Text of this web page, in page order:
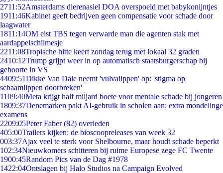
2711:52Amsterdams dierenasiel DOA overspoeld met babykonijntjes
1911:46Kabinet geeft bedrijven geen compensatie voor schade door
laagwater
1811:14OM eist TBS tegen verwarde man die agenten stak met
aardappelschilmesje
2211:08Tropische hitte keert zondag terug met lokaal 32 graden
2410:12Trump grijpt weer in op automatisch staatsburgerschap bij
geboorte in VS
4409:51Dikke Van Dale neemt 'vulvalippen' op: 'stigma op
schaamlippen doorbreken'
1109:40Meta krijgt half miljard boete voor mentale schade bij jongeren
1809:37Denemarken pakt AI-gebruik in scholen aan: extra mondelinge
examens
2209:05Peter Faber (82) overleden
405:00Trailers kijken: de bioscoopreleases van week 32
003:37Ajax veel te sterk voor Shelbourne, maar houdt schade beperkt
102:34Nieuwkomers schitteren bij ruime Europese zege FC Twente
1900:45Random Pics van de Dag #1978
1422:04Ontslagen bij Halo Studios na Campaign Evolved